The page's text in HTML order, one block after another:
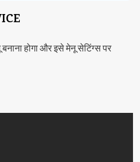
होगा और इसे मेनू सेटिंग्स पर